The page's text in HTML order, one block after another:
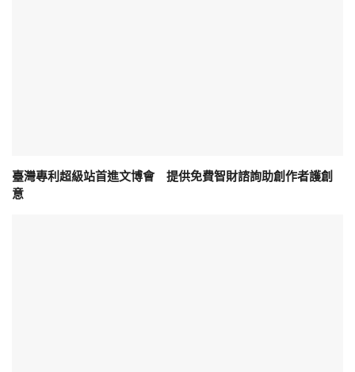
臺灣專利超級站首進文博會 提供免費智財諮詢助創作者護創
意